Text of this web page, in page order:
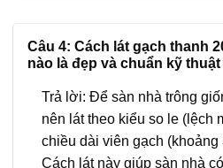
Câu 4: Cách lát gạch thanh
nào là đẹp và chuẩn kỹ
Trả lời: Để sàn nhà trông
nên lát theo kiểu so le (lệch
chiều dài viên gạch (khoảng
Cách lát này giúp sàn nhà